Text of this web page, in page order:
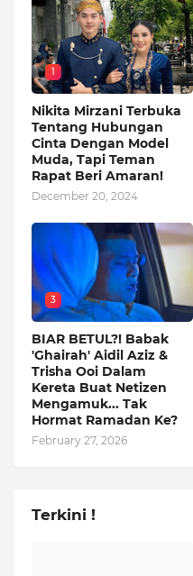
1
Nikita Mirzani Terbuka
Tentang Hubungan
Cinta Dengan Model
Muda, Tapi Teman
Rapat Beri Amaran!
December 20, 2024
3
BIAR BETUL?! Babak
'Ghairah' Aidil Aziz &
Trisha Ooi Dalam
Kereta Buat Netizen
Mengamuk... Tak
Hormat Ramadan Ke?
February 27, 2026
Terkini !